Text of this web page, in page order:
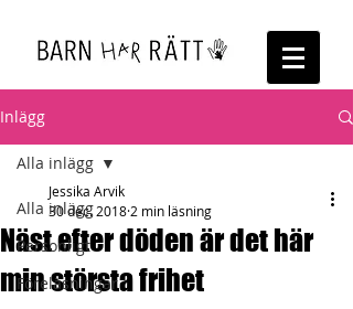
Inlägg
Alla inlägg
Personligt
Föreläsningar
Alla inlägg
Näst efter döden är det här
min största frihet
Jessika Arvik
30 dec. 2018 2 min läsning